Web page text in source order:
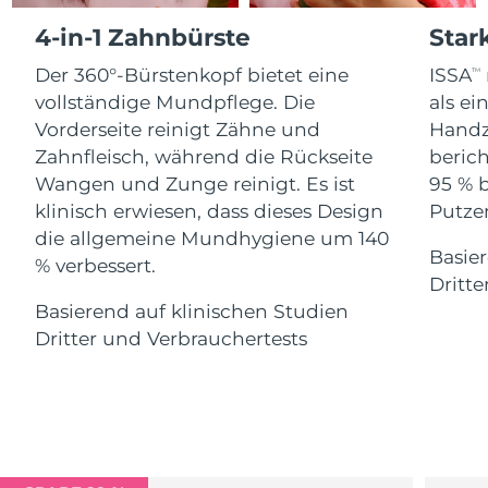
4-in-1 Zahnbürste
Der 360°-Bürstenkopf bietet eine
vollständige Mundpflege. Die
Vorderseite reinigt Zähne und
Zahnfleisch, während die Rückseite
Wangen und Zunge reinigt. Es ist
klinisch erwiesen, dass dieses Design
die allgemeine Mundhygiene um 140
% verbessert.
Basierend auf klinischen Studien
Dritter und Verbrauchertests
ISSATM
als
95 %
For healthy hair
Kosmetik
Kaufe alles
FOREO APP
ÜBER
Isle of Man 8/11/26
Israel Erwartete Lieferung 8/13/26
Italien Erwartete Lieferung 8/9/26
Japan Erwartete Lieferung
Jersey Erwartete Lieferung 8/14/26
Kasachstan
Kuwait Erwartete Lieferung